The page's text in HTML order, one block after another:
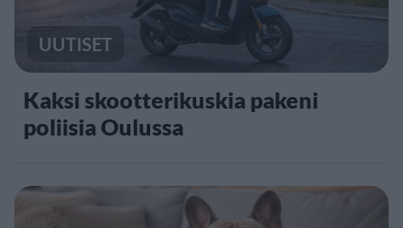
UUTISET
Kaksi skootterikuskia pakeni
poliisia Oulussa